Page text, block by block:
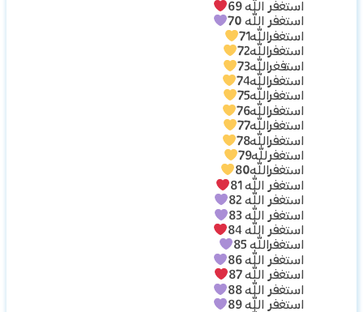
استغفر الله 69
استغفر الله 70
استغفرالله71
استغفرالله72
استفغرالله73
استغفرالله74
استغفرالله75
استغفرالله76
استغفرالله77
استغفرالله78
استغفرلله79
استغفرالله80
استغفر الله 81
استغفر الله 82
استغفر الله 83
استغفر الله 84
استغفرالله 85
استغفر الله 86
استغفر الله 87
استغفر الله 88
استغفر الله 89